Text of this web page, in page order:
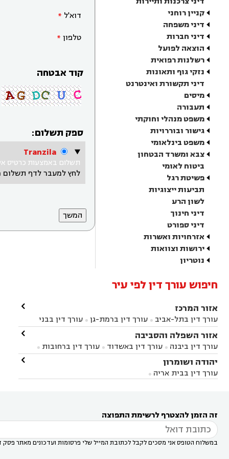
קניין רוחני
דיני משפחה
דיני חברות
הוצאה לפועל
רשלנות רפואית
נזקי גוף ותאונות
דיני תקשורת ואינטרנט
מיסים
תעבורה
משפט מנהלי וחוקתי
גישור ובוררויות
משפט בינלאומי
צבא ומשרד הבטחון
ביטוח לאומי
פשיטת רגל
תביעות ייצוגיות
לשון הרע
דיני חינוך
דיני ספורט
אזרחויות ואשרות
ירושות וצוואות
נוטריון
דוא'ל
טלפון
קוד אבטחה
ספק תשלום:
Tranzila
תשלום באמצעות כרטיס
לחץ למעבר לדף תשלום
חיפוש עורך דין לפי עיר
אזור המרכז
עורך דין בתל-אביב  עורך דין ברמת-גן 
עורך דין בבני
ברק עורך דין בפתח תקווה עורך דין בראשון לציון
עורך דין ברחובות עורך דין בנס ציונה
במודיעין
עורך דין בהרצליה עורך דין בחולון
עורך
דין בקרית אונו
אונו
עורך דין בבת ים
דין בשוהם 

אזור השפלה והסביבה
עורך דין ביבנה  עורך דין באשדוד  עורך דין ברחובות 
עורך דין בראשון לציון עורך דין במודיעין
עורך דין
בבאר יעקב
עורך דין בגדרה

יהודה ושומרון
עורך דין בבית אריה 

זה הזמן להצטרף לרשימת התפוצה
במשלוח הטופס אני מסכים לקבל לכתובת המייל שלי פרסומות ועדכונים מאתר פסק